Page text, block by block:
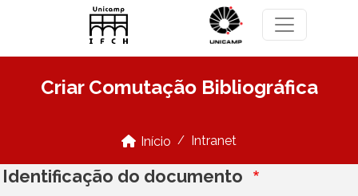
Pular para o conteúdo principal
Criar Comutação Bibliográfica
Início Intranet
Identificação do documento